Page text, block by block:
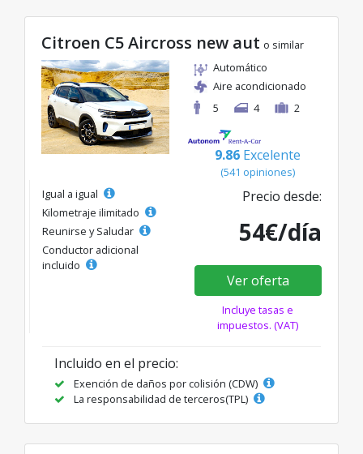
Citroen C5 Aircross new aut o similar
Automático
Aire acondicionado
5
4 2
9.86 Excelente
(541 opiniones)
Igual a igual
Kilometraje ilimitado
Reunirse y Saludar
Conductor adicional
incluido
Precio desde:
54€/día
Ver oferta
Incluye tasas e
impuestos. (VAT)
Incluido en el precio:
Exención de daños por colisión (CDW)
La responsabilidad de terceros(TPL)